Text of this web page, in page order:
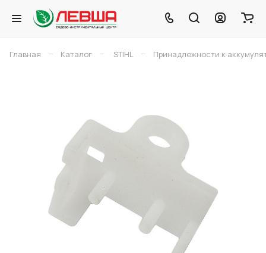
Главная – Каталог – STIHL – Принадлежности к